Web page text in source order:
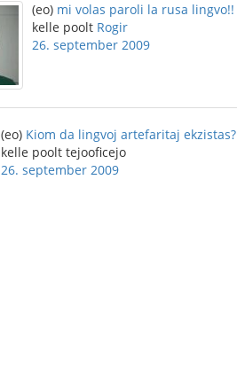
(eo) mi volas paroli la rusa lingvo!!
kelle poolt Rogir
26. september 2009
(eo) Kiom da lingvoj artefaritaj ekzistas?
kelle poolt tejooficejo
26. september 2009